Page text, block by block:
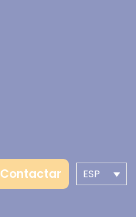
Contactar ESP